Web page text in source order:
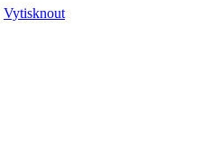
Vytisknout